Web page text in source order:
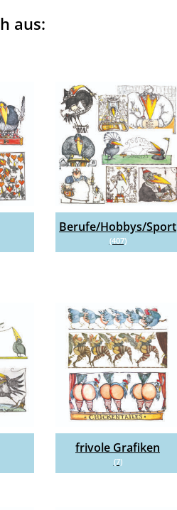
aus:
Berufe/Hobbys/Sport
(407)
frivole Grafiken
(7)